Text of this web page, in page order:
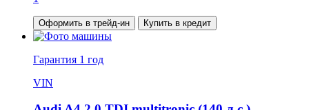
Оформить в трейд-ин Купить в кредит
Гарантия 1 год
VIN